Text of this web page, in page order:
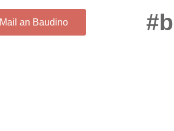
Mail an Baudino